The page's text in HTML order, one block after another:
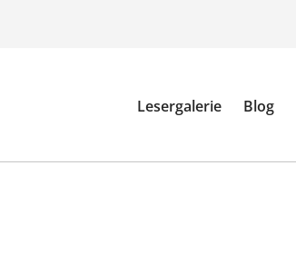
Lesergalerie Blog